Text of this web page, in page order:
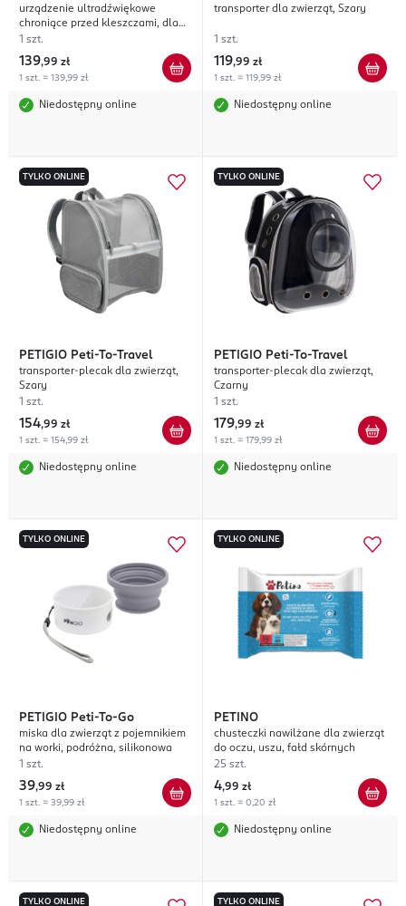
urządzenie ultradźwiękowe
chroniące przed kleszczami, dla
psów i kotów, Orange
1 szt.
139,99 zł
1 szt. = 139,99 zł
Niedostępny online
transporter dla zwierząt, Szary
1 szt.
119,99 zł
1 szt. = 119,99 zł
Niedostępny online
TYLKO ONLINE
PETIGIO Peti-To-Travel
transporter-plecak dla zwierząt,
Szary
1 szt.
154,99 zł
1 szt. = 154,99 zł
Niedostępny online
TYLKO ONLINE
PETIGIO Peti-To-Travel
transporter-plecak dla zwierząt,
Czarny
1 szt.
179,99 zł
1 szt. = 179,99 zł
Niedostępny online
TYLKO ONLINE
PETIGIO Peti-To-Go
miska dla zwierząt z pojemnikiem
na worki, podróżna, silikonowa
1 szt.
39,99 zł
1 szt. = 39,99 zł
Niedostępny online
TYLKO ONLINE
PETINO
chusteczki nawilżane dla zwierząt
do oczu, uszu, fałd skórnych
25 szt.
4,99 zł
1 szt. = 0,20 zł
Niedostępny online
TYLKO ONLINE TYLKO ONLINE